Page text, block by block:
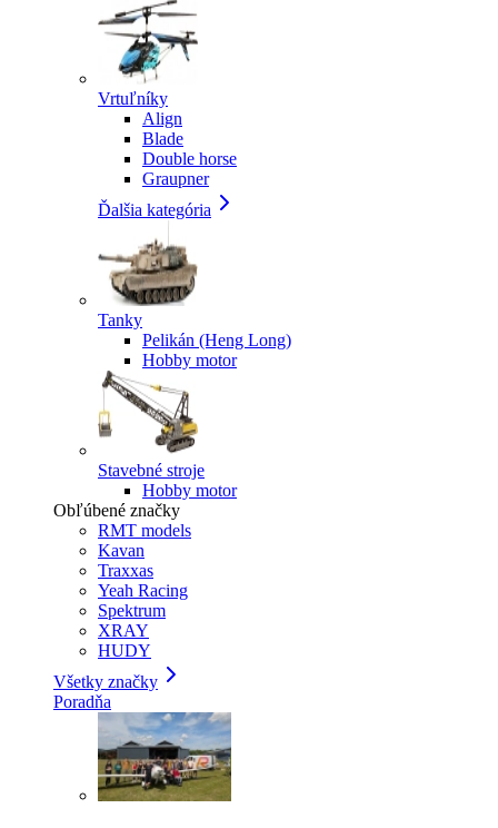
Vrtuľníky
Align
Blade
Double horse
Graupner
Ďalšia kategória
Tanky
Pelikán (Heng Long)
Hobby motor
Stavebné stroje
Hobby motor
Obľúbené značky
RMT models
Kavan
Traxxas
Yeah Racing
Spektrum
XRAY
HUDY
Všetky značky
Poradňa